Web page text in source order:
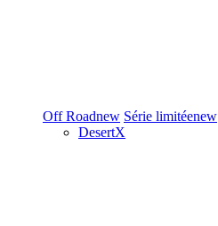
Off Roadnew Série limitéenew
DesertX